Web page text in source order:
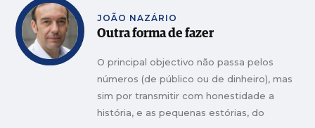
JOÃO NAZÁRIO
Outra forma de fazer
O principal objectivo não passa pelos
números (de público ou de dinheiro), mas
sim por transmitir com honestidade a
história, e as pequenas estórias, do